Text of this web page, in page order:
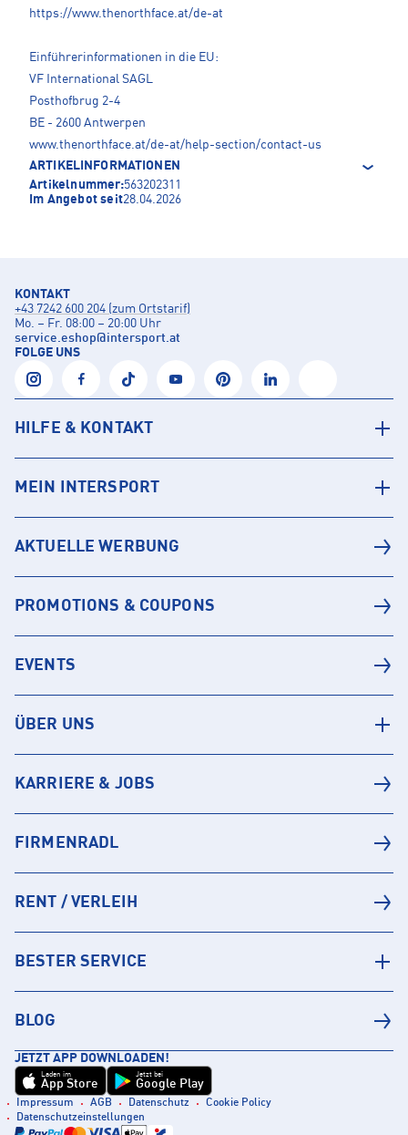
https://www.thenorthface.at/de-at
Einführerinformationen in die EU:
VF International SAGL
Posthofbrug 2-4
BE - 2600 Antwerpen
www.thenorthface.at/de-at/help-section/contact-us
ARTIKELINFORMATIONEN
Artikelnummer:563202311
Im Angebot seit28.04.2026
KONTAKT
+43 7242 600 204 (zum Ortstarif)
Mo. – Fr. 08:00 – 20:00 Uhr
service.eshop@intersport.at
FOLGE UNS
HILFE & KONTAKT
MEIN INTERSPORT
AKTUELLE WERBUNG
PROMOTIONS & COUPONS
EVENTS
ÜBER UNS
KARRIERE & JOBS
FIRMENRADL
RENT / VERLEIH
BESTER SERVICE
BLOG
JETZT APP DOWNLOADEN!
Laden im
App Store
Jetzt bei
Google Play
Impressum AGB Datenschutz
Cookie Policy
Datenschutzeinstellungen